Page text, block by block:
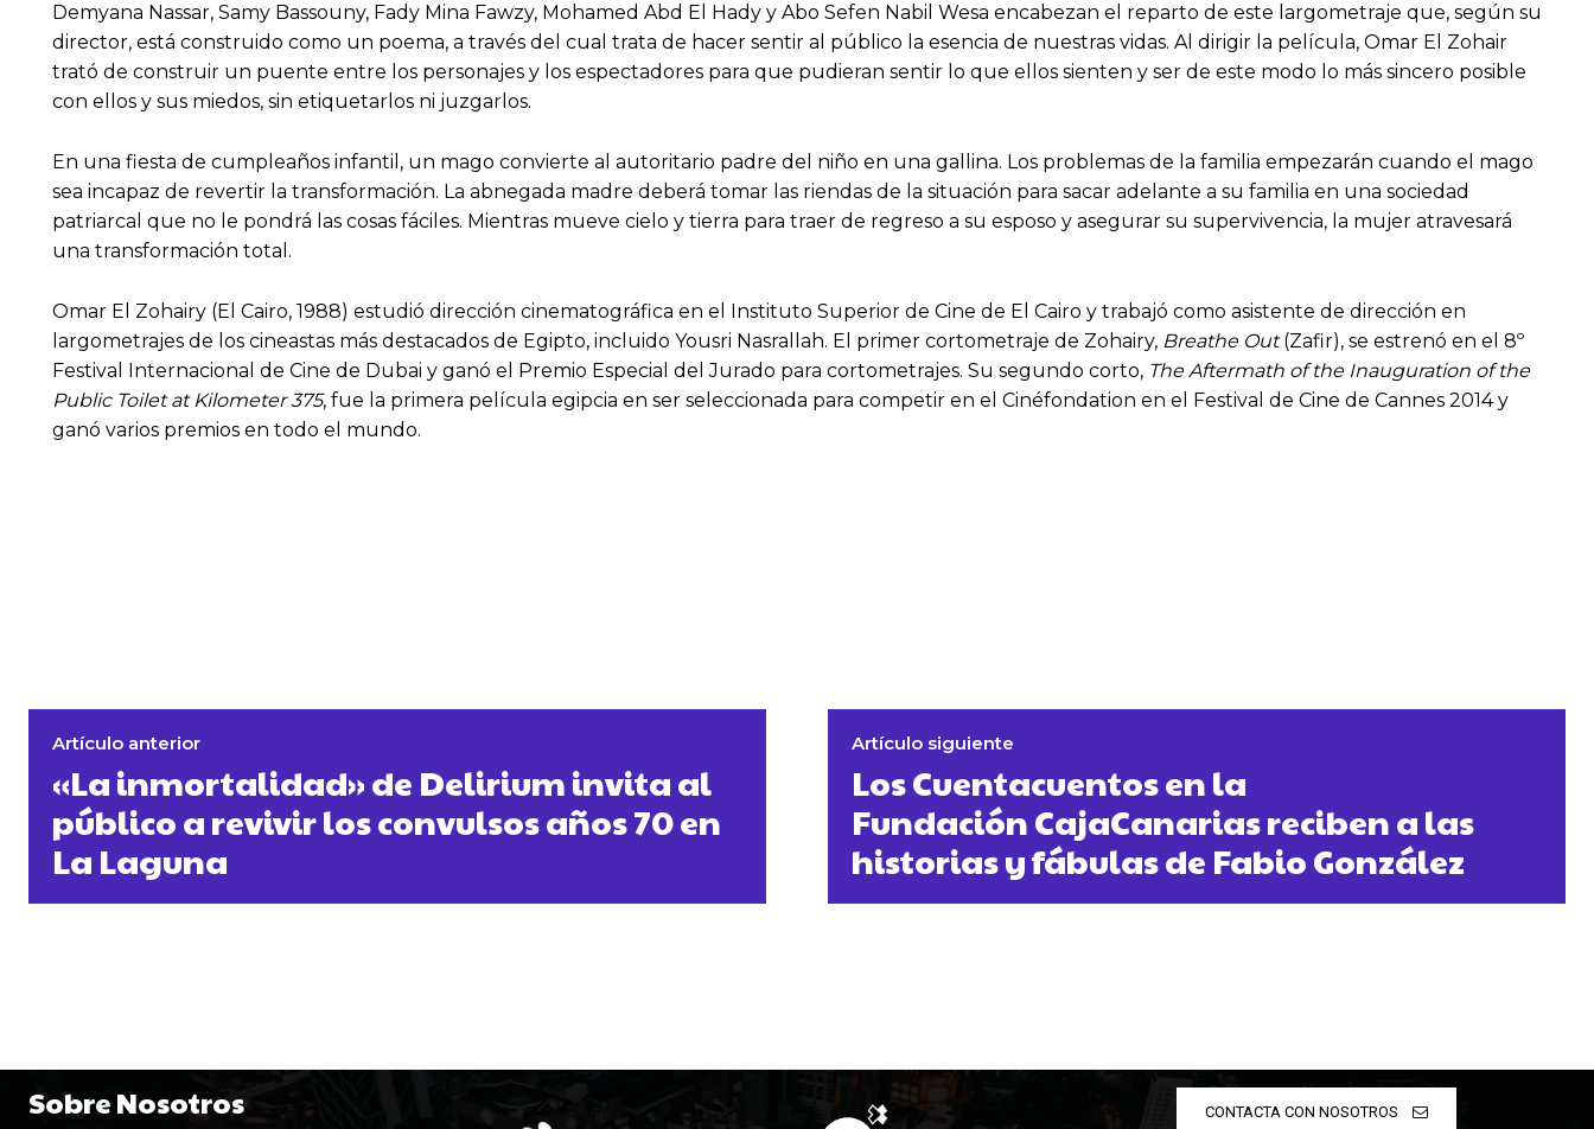
Demyana Nassar, Samy Bassouny, Fady Mina Fawzy, Mohamed Abd El Hady y Abo Sefen Nabil Wesa encabezan el reparto de este largometraje que, según su
director, está construido como un poema, a través del cual trata de hacer sentir al público la esencia de nuestras vidas. Al dirigir la película, Omar El Zohair
trató de construir un puente entre los personajes y los espectadores para que pudieran sentir lo que ellos sienten y ser de este modo lo más sincero posible
con ellos y sus miedos, sin etiquetarlos ni juzgarlos.
En una fiesta de cumpleaños infantil, un mago convierte al autoritario padre del niño en una gallina. Los problemas de la familia empezarán cuando el mago
sea incapaz de revertir la transformación. La abnegada madre deberá tomar las riendas de la situación para sacar adelante a su familia en una sociedad
patriarcal que no le pondrá las cosas fáciles. Mientras mueve cielo y tierra para traer de regreso a su esposo y asegurar su supervivencia, la mujer atravesará
una transformación total.
Omar El Zohairy (El Cairo, 1988) estudió dirección cinematográfica en el Instituto Superior de Cine de El Cairo y trabajó como asistente de dirección en
largometrajes de los cineastas más destacados de Egipto, incluido Yousri Nasrallah. El primer cortometraje de Zohairy, Breathe Out(Zafir), se estrenó en el 8º
Festival Internacional de Cine de Dubai y ganó el Premio Especial del Jurado para cortometrajes. Su segundo corto, The Aftermath of the Inauguration of the
Public Toilet at Kilometer 375, fue la primera película egipcia en ser seleccionada para competir en el Cinéfondation en el Festival de Cine de Cannes 2014 y
ganó varios premios en todo el mundo.
Artículo anterior
«La inmortalidad» de Delirium invita al
público a revivir los convulsos años 70 en
La Laguna
Artículo siguiente
Los Cuentacuentos en la
Fundación CajaCanarias reciben a las
historias y fábulas de Fabio González
Sobre Nosotros CONTACTA CON NOSOTROS